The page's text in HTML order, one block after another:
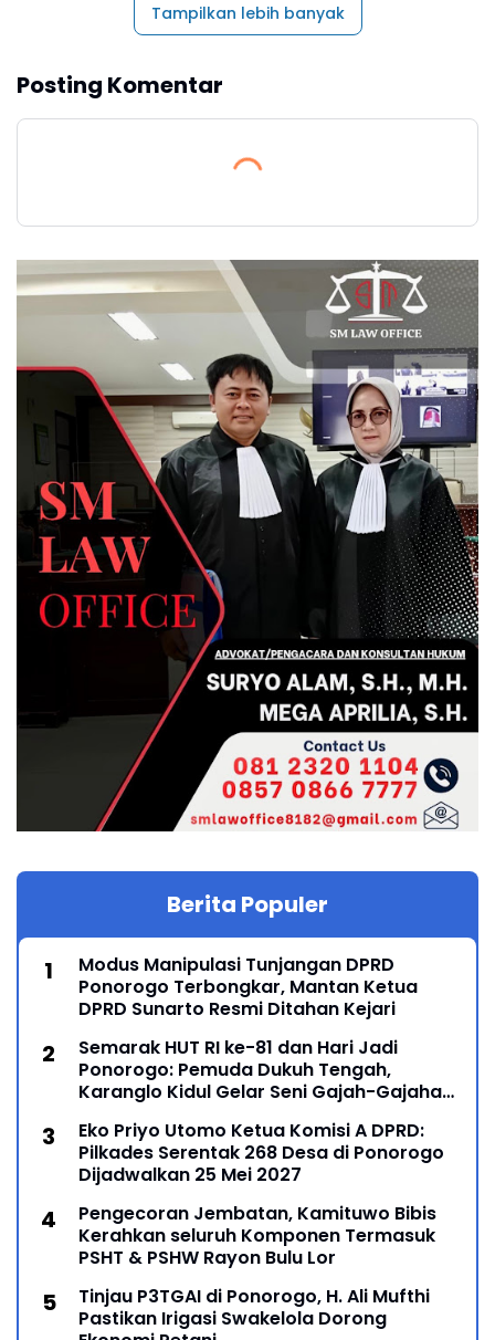
Tampilkan lebih banyak
Posting Komentar
Berita Populer
Modus Manipulasi Tunjangan DPRD
Ponorogo Terbongkar, Mantan Ketua
DPRD Sunarto Resmi Ditahan Kejari
Semarak HUT RI ke-81 dan Hari Jadi
Ponorogo: Pemuda Dukuh Tengah,
Karanglo Kidul Gelar Seni Gajah-Gajahan,
Eko Priyo Utomo Ketua Komisi A DPRD:
Pilkades Serentak 268 Desa di Ponorogo
Dijadwalkan 25 Mei 2027
Pengecoran Jembatan, Kamituwo Bibis
Kerahkan seluruh Komponen Termasuk
PSHT & PSHW Rayon Bulu Lor
Tinjau P3TGAI di Ponorogo, H. Ali Mufthi
Pastikan Irigasi Swakelola Dorong